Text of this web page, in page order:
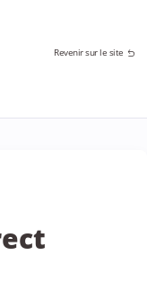
Revenir sur le site